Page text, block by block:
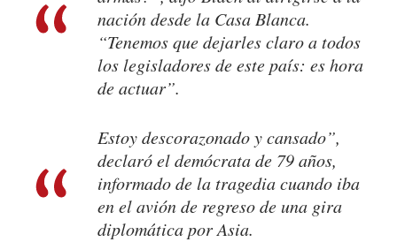
nación desde la Casa Blanca.
“Tenemos que dejarles claro a todos
los legisladores de este país: es hora
de actuar”.
Estoy descorazonado y cansado”,
declaró el demó­crata de 79 años,
informado de la tragedia cuando iba
en el avión de regreso de una gira
diplomática por Asia.